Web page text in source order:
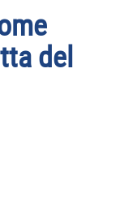
del